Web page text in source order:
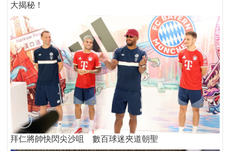
大揭秘！
拜仁將帥快閃尖沙咀 數百球迷夾道朝聖